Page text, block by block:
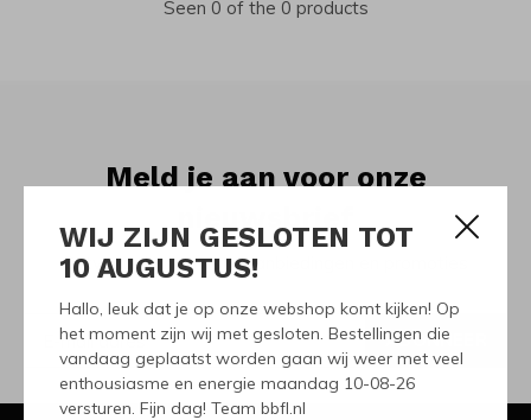
WIJ ZIJN GESLOTEN TOT
10 AUGUSTUS!
Hallo, leuk dat je op onze webshop komt kijken! Op
het moment zijn wij met gesloten. Bestellingen die
vandaag geplaatst worden gaan wij weer met veel
enthousiasme en energie maandag 10-08-26
versturen. Fijn dag! Team bbfl.nl
Seen 0 of the 0 products
Meld je aan voor onze
Ontvang de nieuwste aanbiedingen en promoties
ABONNEER